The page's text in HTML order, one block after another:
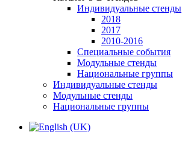
Индивидуальные стенды
2018
2017
2010-2016
Специальные события
Модульные стенды
Национальные группы
Индивидуальные стенды
Модульные стенды
Национальные группы